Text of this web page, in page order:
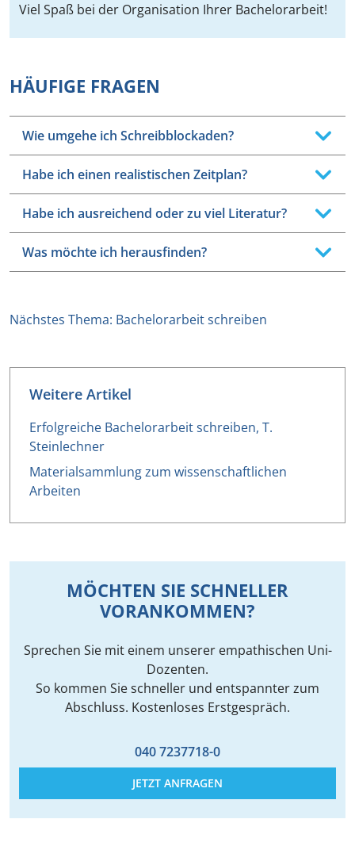
Viel Spaß bei der Organisation Ihrer Bachelorarbeit!
HÄUFIGE FRAGEN
Wie umgehe ich Schreibblockaden?
Habe ich einen realistischen Zeitplan?
Habe ich ausreichend oder zu viel Literatur?
Was möchte ich herausfinden?
Nächstes Thema: Bachelorarbeit schreiben
Weitere Artikel
Erfolgreiche Bachelorarbeit schreiben, T.
Steinlechner
Materialsammlung zum wissenschaftlichen
Arbeiten
MÖCHTEN SIE SCHNELLER
VORANKOMMEN?
Sprechen Sie mit einem unserer empathischen Uni-
Dozenten.
So kommen Sie schneller und entspannter zum
Abschluss. Kostenloses Erstgespräch.
040 7237718-0
JETZT ANFRAGEN